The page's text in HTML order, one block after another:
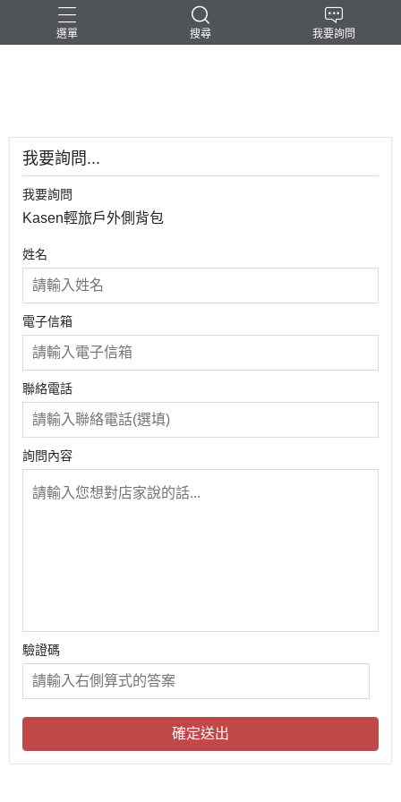
選單 搜尋 我要詢問
我要詢問...
我要詢問
Kasen輕旅戶外側背包
姓名
電子信箱
聯絡電話
詢問內容
驗證碼
確定送出